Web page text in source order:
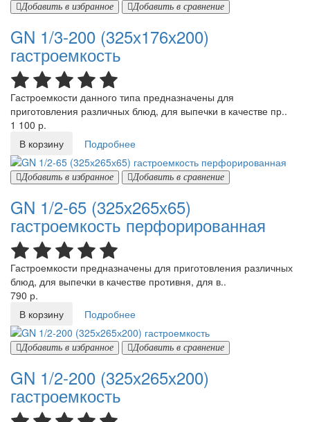
Добавить в избранное Добавить в сравнение
GN 1/3-200 (325х176х200)
гастроемкость
Гастроемкости данного типа предназначены для
приготовления различных блюд, для выпечки в качестве пр..
1 100 р.
В корзину
Подробнее
Добавить в избранное Добавить в сравнение
GN 1/2-65 (325х265х65)
гастроемкость перфорированная
Гастроемкости предназначены для приготовления различных
блюд, для выпечки в качестве противня, для в..
790 р.
В корзину
Подробнее
Добавить в избранное Добавить в сравнение
GN 1/2-200 (325х265х200)
гастроемкость